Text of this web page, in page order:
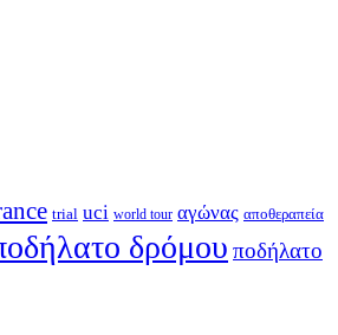
trial uci world tour αγώνας αποθεραπεία
δρόμου ποδήλατο